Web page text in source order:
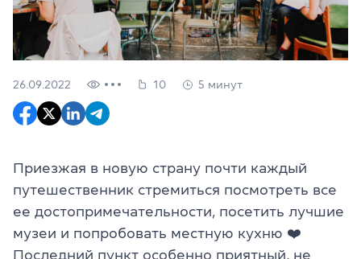
26.09.2022 10 5 минут
Приезжая в новую страну почти каждый
путешественник стремиться посмотреть все
ее достопримечательности, посетить лучшие
музеи и попробовать местную кухню ❤️
Последний пункт особенно приятный, не